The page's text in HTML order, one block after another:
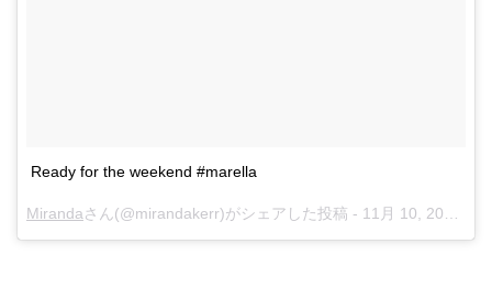
Ready for the weekend #marella
Mirandaさん(@mirandakerr)がシェアした投稿 - 11月 10, 2017 at 3:24午後 PST